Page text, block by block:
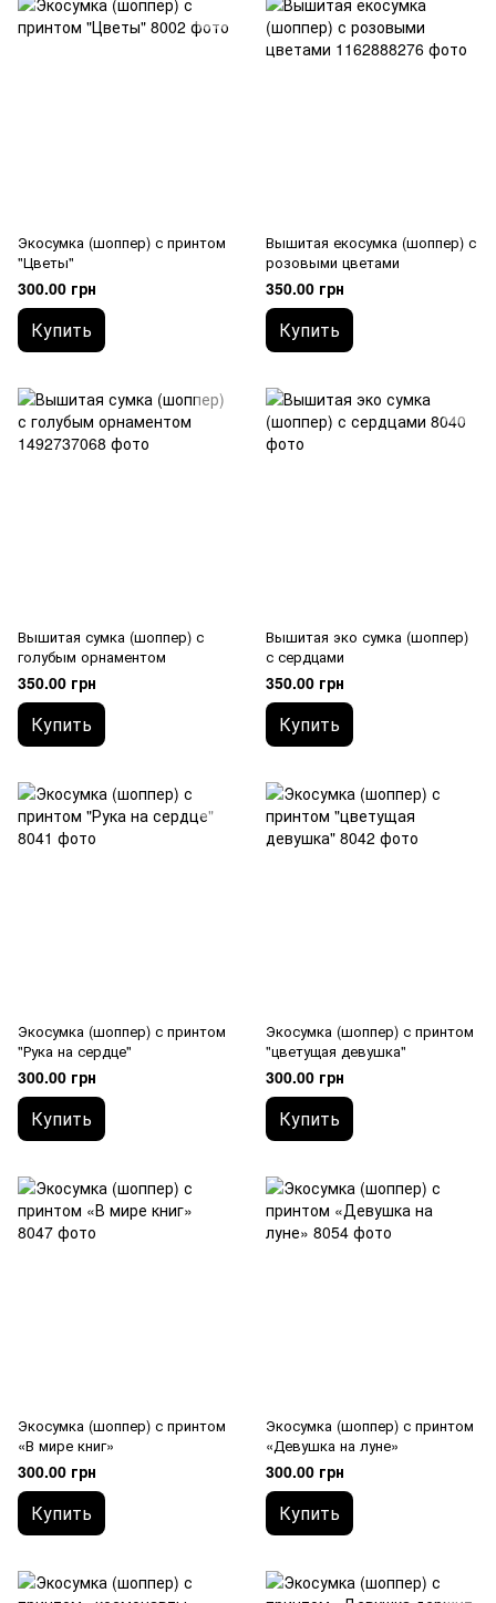
Экосумка (шоппер) с принтом
"Цветы"
300.00 грн
Купить
Вышитая екосумка (шоппер) с
розовыми цветами
350.00 грн
Купить
Вышитая сумка (шоппер) с
голубым орнаментом
350.00 грн
Купить
Вышитая эко сумка (шоппер)
с сердцами
350.00 грн
Купить
Экосумка (шоппер) с принтом
"Рука на сердце"
300.00 грн
Купить
Экосумка (шоппер) с принтом
"цветущая девушка"
300.00 грн
Купить
Экосумка (шоппер) с принтом
«В мире книг»
300.00 грн
Купить
Экосумка (шоппер) с принтом
«Девушка на луне»
300.00 грн
Купить